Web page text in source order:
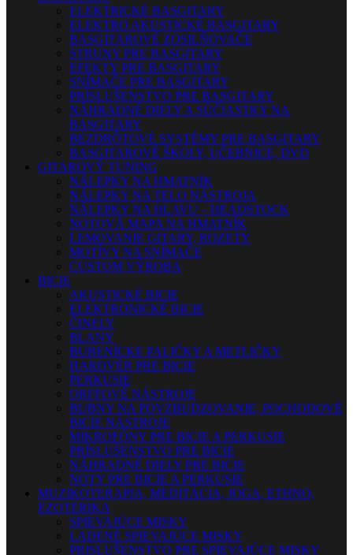
ELEKTRICKÉ BASGITARY
ELEKTRO AKUSTICKÉ BASGITARY
BASGITAROVÉ ZOSILŇOVAČE
STRUNY PRE BASGITARY
EFEKTY PRE BASGITARY
SNÍMAČE PRE BASGITARY
PRÍSLUŠENSTVO PRE BASGITARY
NÁHRADNÉ DIELY A SÚČIASTKY NA
BASGITARY
BEZDRÔTOVÉ SYSTÉMY PRE BASGITARY
BASGITAROVÉ ŠKOLY, UČEBNICE, DVD
GITAROVÝ TUNING
NÁLEPKY NA HMATNÍK
NÁLEPKY NA TELO NÁSTROJA
NÁLEPKY NA HLAVU – HEADSTOCK
NOTOVÁ MAPA NA HMATNÍK
LEMOVANIE GITARY, ROZETY
MOTÍVY NA SNÍMAČE
CUSTOM VÝROBA
BICIE
AKUSTICKÉ BICIE
ELEKTRONICKÉ BICIE
ČINELY
BLANY
BUBENÍCKE PALIČKY A METLIČKY
HARDVÉR PRE BICIE
PERKUSIE
ORFFOVÉ NÁSTROJE
BUBNY NA POVZBUDZOVANIE, POCHODOVÉ
BICIE NÁSTROJE
MIKROFÓNY PRE BICIE A PERKUSIE
PRÍSLUŠENSTVO PRE BICIE
NÁHRADNÉ DIELY PRE BICIE
NOTY PRE BICIE A PERKUSIE
MUZIKOTERAPIA, MEDITÁCIA, JOGA, ETHNO,
EZOTERIKA
SPIEVAJÚCE MISKY
LADENÉ SPIEVAJÚCE MISKY
PRISLUŠENSTVO PRE SPIEVAJÚCE MISKY